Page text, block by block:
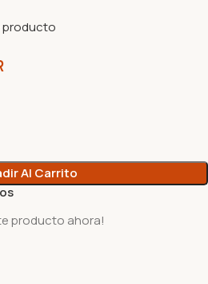
Al Carrito
producto ahora!